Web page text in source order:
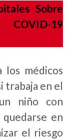
Sobre
COVID-19
los médicos
trabaja en el
niño con
en
el riesgo